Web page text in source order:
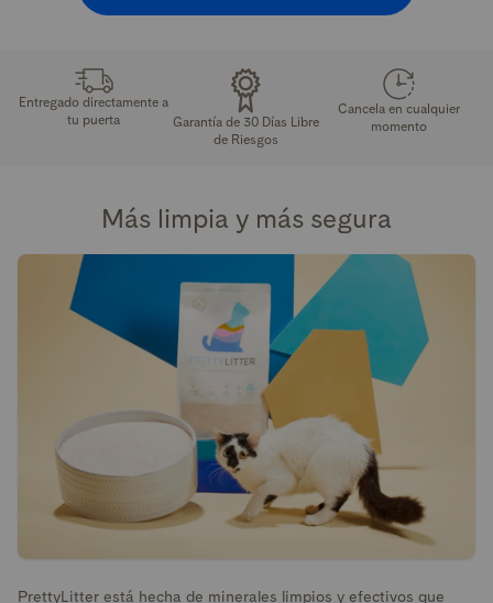
Entregado directamente a
tu puerta
Garantía de 30 Días Libre
de Riesgos
Cancela en cualquier
momento
Más limpia y más segura
PrettyLitter está hecha de minerales limpios y efectivos que